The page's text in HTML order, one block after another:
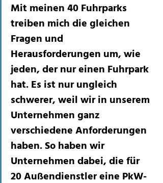
Mit meinen 40 Fuhrparks
treiben mich die gleichen
Fragen und
Herausforderungen um, wie
jeden, der nur einen Fuhrpark
hat. Es ist nur ungleich
schwerer, weil wir in unserem
Unternehmen ganz
verschiedene Anforderungen
haben. So haben wir
Unternehmen dabei, die für
20 Außendienstler eine PkW-